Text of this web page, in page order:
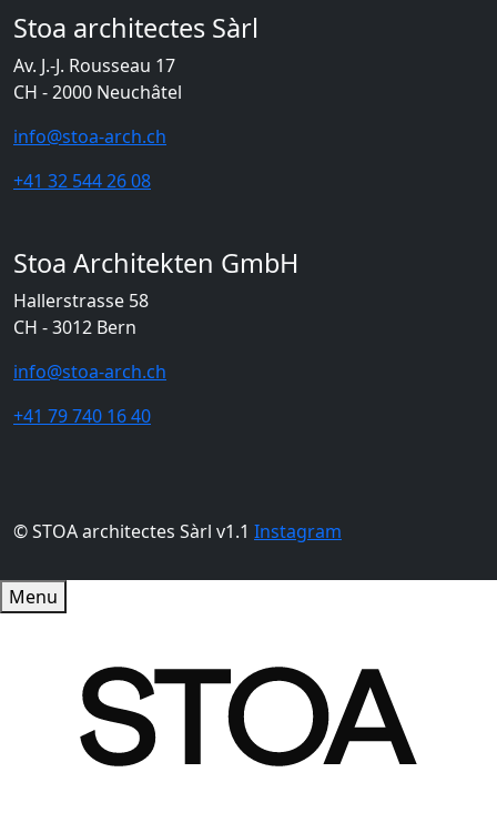
Stoa architectes Sàrl
Av. J.-J. Rousseau 17
CH - 2000 Neuchâtel
info@stoa-arch.ch
+41 32 544 26 08
Stoa Architekten GmbH
Hallerstrasse 58
CH - 3012 Bern
info@stoa-arch.ch
+41 79 740 16 40
© STOA architectes Sàrl v1.1 Instagram
Menu